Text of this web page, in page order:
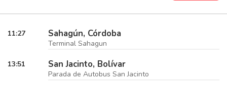
11:27 Sahagún, Córdoba
Terminal Sahagun
13:51 San Jacinto, Bolívar
Parada de Autobus San Jacinto